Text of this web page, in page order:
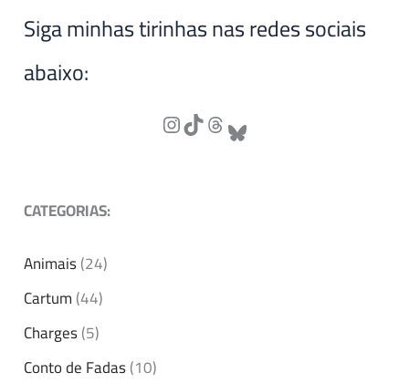
Siga minhas tirinhas nas redes sociais
abaixo:
CATEGORIAS:
Animais(24)
Cartum(44)
Charges(5)
Conto de Fadas(10)